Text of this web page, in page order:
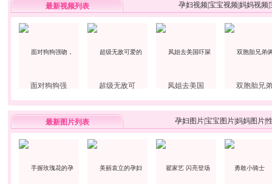
最新视频列表 孕妇视频宝宝视频妈妈视频
面对狗狗强 超级无敌可 凤姐去美国 双胞胎兄弟
最新图片列表 孕妇图片宝宝图片妈妈图片